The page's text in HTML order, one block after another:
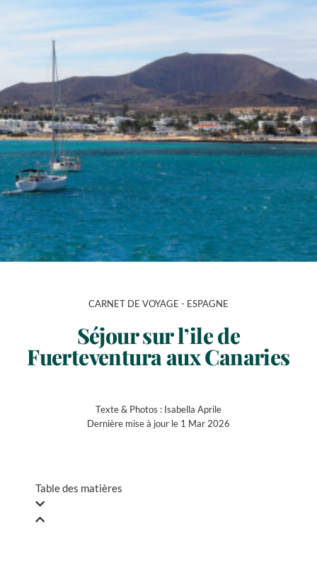
CARNET DE VOYAGE - ESPAGNE
Séjour sur l’ile de
Fuerteventura aux Canaries
Texte & Photos : Isabella Aprile
Dernière mise à jour le 1 Mar 2026
Table des matières